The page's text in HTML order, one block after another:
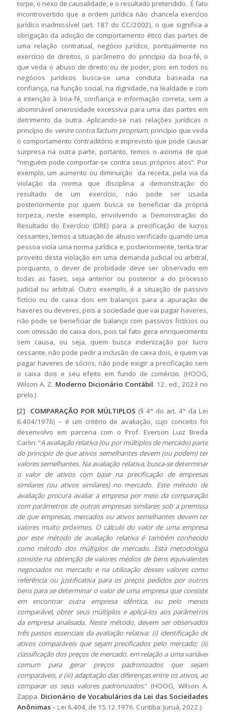
torpe, o nexo de causalidade, e o resultado pretendido. É fato
incontrovertido que a ordem jurídica não chancela exercício
jurídico inadmissível (art. 187 do CC/2002), o que significa a
obrigação da adoção de comportamento ético das partes de
uma relação contratual, negócio jurídico, pontualmente no
exercício de direitos, o parâmetro do princípio da boa-fé, o
que veda o abuso de direito ou de poder, pois em todos os
negócios jurídicos busca-se uma conduta baseada na
confiança, na função social, na dignidade, na lealdade e com
a intenção à boa-fé, confiança e informação correta, sem a
abominável onerosidade excessiva para uma das partes em
detrimento da outra. Aplicando-se nas relações jurídicas o
princípio do venire contra factum proprium, princípio que veda
o comportamento contraditório e imprevisto que pode causar
surpresa na outra parte, portanto, temos o axioma de que
“ninguém pode comportar-se contra seus próprios atos”. Por
exemplo, um aumento ou diminuição da receita, pela via da
violação da norma que disciplina a demonstração do
resultado de um exercício, não pode ser usada
posteriormente por quem busca se beneficiar da própria
torpeza, neste exemplo, envolvendo a Demonstração do
Resultado do Exercício (DRE) para a precificação de lucros
cessantes, temos a situação de abuso verificado quando uma
pessoa viola uma norma jurídica e, posteriormente, tenta tirar
proveito desta violação em uma demanda judicial ou arbitral,
porquanto, o dever de probidade deve ser observado em
todas as fases, seja anterior ou posterior a do processo
judicial ou arbitral. Outro exemplo, é a situação de passivo
fictício ou de caixa dois em balanços para a apuração de
haveres ou deveres, pois a sociedade que vai pagar haveres,
não pode se beneficiar de balanço com passivos fictícios ou
com omissão de caixa dois, pois tal fato gera enriquecimento
sem causa, ou seja, quem busca indenização por lucro
cessante, não pode pedir a inclusão de caixa dois, e quem vai
pagar haveres de sócios, não pode exigir a precificação sem
o caixa dois e seu efeito em fundo de comércio. (HOOG,
Wilson A. Z. Moderno Dicionário Contábil. 12. ed., 2023 no
prelo.)
[2]
COMPARAÇÃO POR MÚLTIPLOS (§ 4° do art. 4° da Lei
6.404/1976) – é um critério de avaliação, cujo conceito foi
desenvolvo em parceria com o Prof. Everson Luiz Breda
Carlin: “A avaliação relativa (ou por múltiplos de mercado) parte
do princípio de que ativos semelhantes devem (ou podem) ter
valores semelhantes. Na avaliação relativa, busca-se determinar
o valor de ativos com base na precificação de empresas
similares (ou ativos similares) no mercado. Este método de
avaliação procura avaliar a empresa por meio da comparação
com parâmetros de outras empresas similares sob a premissa
de que empresas, mercados ou ativos semelhantes devem ter
valores muito próximos. O cálculo do valor de uma empresa
por este método de avaliação relativa é também conhecido
como método dos múltiplos de mercado. Esta metodologia
consiste na obtenção de valores médios de bens equivalentes
negociados no mercado e na utilização desses valores como
referência ou justificativa para os preços pedidos por outros
bens para se determinar o valor de uma empresa que consiste
em encontrar outra empresa idêntica, ou pelo menos
comparável, obter seus múltiplos e aplicá-los aos parâmetros
da empresa analisada. Neste método, devem ser observados
três passos essenciais da avaliação relativa: (i) identificação de
ativos comparáveis que sejam precificados pelo mercado; (ii)
classificação dos preços de mercado, em relação a uma variável
comum para gerar preços padronizados que sejam
comparáveis, e (iii) adaptação das diferenças entre os ativos, ao
comparar os seus valores padronizados.” (HOOG, Wilson A.
Zappa. Dicionário de Vocabulários da Lei das Sociedades
Anônimas– Lei 6.404, de 15.12.1976. Curitiba: Juruá, 2022.)